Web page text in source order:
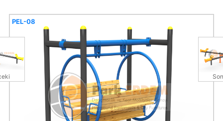
PEL-08